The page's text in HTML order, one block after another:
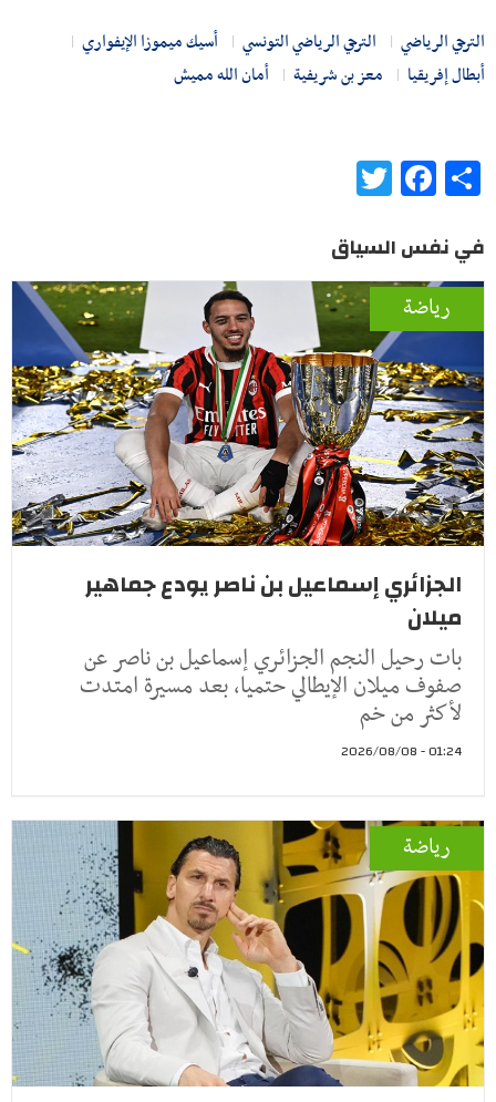
الترجي الرياضي الترجي الرياضي التونسي
أسيك ميموزا الإيفواري
أبطال إفريقيا
معز بن شريفية أمان الله مميش
Share
Facebook
في نفس السياق
رياضة
الجزائري إسماعيل بن ناصر يودع جماهير
ميلان
بات رحيل النجم الجزائري إسماعيل بن ناصر عن
صفوف ميلان الإيطالي حتميا، بعد مسيرة امتدت
لأكثر من خم
01:24 - 2026/08/08
رياضة